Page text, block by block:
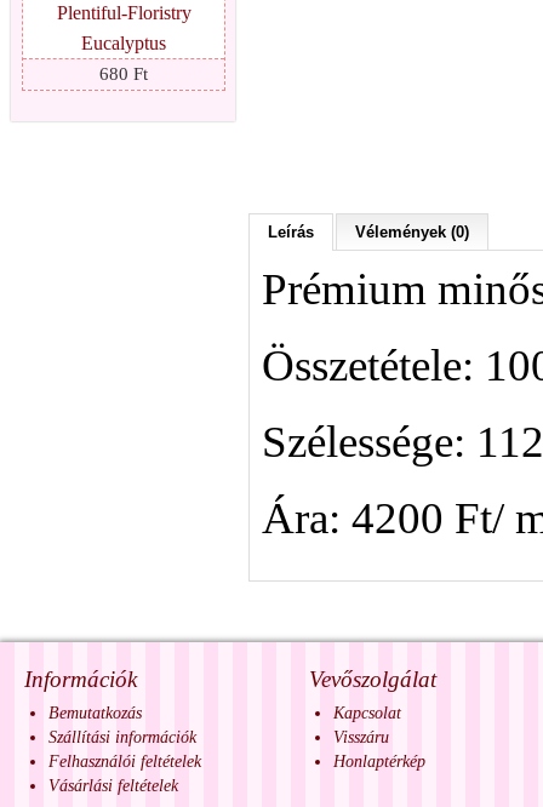
Plentiful-Floristry
Eucalyptus
680 Ft
Leírás Vélemények (0)
Prémium
Összetétele:
Szélessége:
Ára: 4200 Ft/
Információk
Bemutatkozás
Szállítási információk
Felhasználói feltételek
Vásárlási feltételek
Vevőszolgálat
Kapcsolat
Visszáru
Honlaptérkép